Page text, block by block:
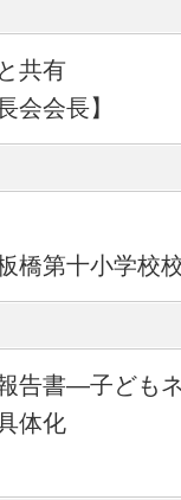
共有
会会長】
橋第十小学校
告書―子ども
体化